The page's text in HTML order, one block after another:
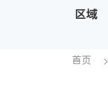
区域
首页